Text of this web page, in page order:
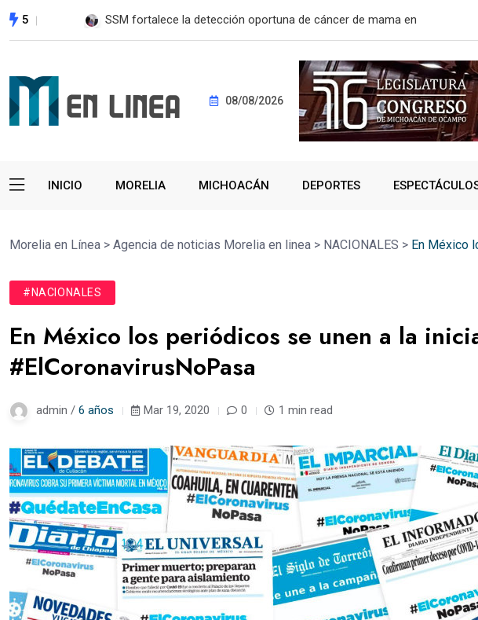
5 EE. UU. reanudará exportación de aguacate a partir de mañana
08/08/2026
INICIO MORELIA MICHOACÁN DEPORTES
Morelia en Línea > Agencia de noticias Morelia en linea > NACIONALES > En México
#NACIONALES
En México los periódicos se unen a la
#ElCoronavirusNoPasa
admin / 6 años Mar 19, 2020 0 1 min read